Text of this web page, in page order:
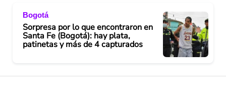
Bogotá
Sorpresa por lo que encontraron en
Santa Fe (Bogotá): hay plata,
patinetas y más de 4 capturados